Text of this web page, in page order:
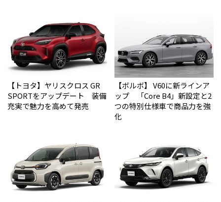
【トヨタ】ヤリスクロス GR
SPORTをアップデート 装備
充実で魅力を高めて発売
【ボルボ】 V60に新ラインア
ップ 「Core B4」新設定と2
つの特別仕様車で商品力を強
化